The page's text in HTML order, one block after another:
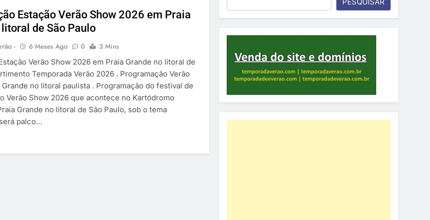
Estação Verão Show 2026 em Praia
de São Paulo
- 6 Meses Ago 0
3 Mins
Verão Show 2026 em Praia Grande no litoral de
Temporada Verão 2026 . Programação Verão
Grande no litoral paulista . Programação do festival de
Verão Show 2026 que acontece no Kartódromo
Grande no litoral de São Paulo, sob o tema
palco…